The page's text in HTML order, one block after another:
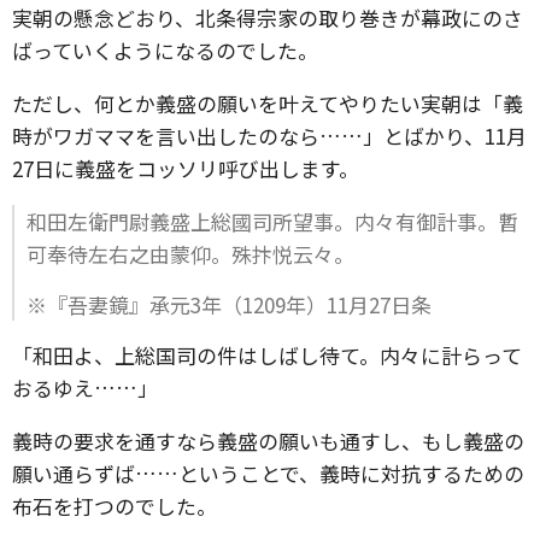
実朝の懸念どおり、北条得宗家の取り巻きが幕政にのさ
ばっていくようになるのでした。
ただし、何とか義盛の願いを叶えてやりたい実朝は「義
時がワガママを言い出したのなら……」とばかり、11月
27日に義盛をコッソリ呼び出します。
和田左衛門尉義盛上総國司所望事。内々有御計事。暫
可奉待左右之由蒙仰。殊抃悦云々。
※『吾妻鏡』承元3年（1209年）11月27日条
「和田よ、上総国司の件はしばし待て。内々に計らって
おるゆえ……」
義時の要求を通すなら義盛の願いも通すし、もし義盛の
願い通らずば……ということで、義時に対抗するための
布石を打つのでした。